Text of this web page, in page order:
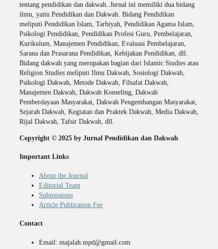
tentang pendidikan dan dakwah. Jurnal ini memiliki dua bidang
ilmu, yaitu Pendidikan dan Dakwah. Bidang Pendidikan
meliputi Pendidikan Islam, Tarbiyah, Pendidikan Agama Islam,
Psikologi Pendidikan, Pendidikan Profesi Guru, Pembelajaran,
Kurikulum, Manajemen Pendidikan, Evaluasi Pembelajaran,
Sarana dan Prasarana Pendidikan, Kebijakan Pendidikan, dll.
Bidang dakwah yang merupakan bagian dari Islamic Studies atau
Religion Studies meliputi Ilmu Dakwah, Sosiologi Dakwah,
Psikologi Dakwah, Metode Dakwah, Filsafat Dakwah,
Manajemen Dakwah, Dakwah Konseling, Dakwah
Pemberdayaan Masyarakat, Dakwah Pengembangan Masyarakat,
Sejarah Dakwah, Kegiatan dan Praktek Dakwah, Media Dakwah,
Rijal Dakwah, Tafsir Dakwah, dll.
Copyright © 2025 by Jurnal Pendidikan dan Dakwah
Important Links
About the Journal
Editorial Team
Submissions
Article Publication Fee
Contact
Email: majalah.mpd@gmail.com